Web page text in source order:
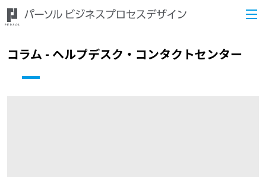
コラム - ヘルプデスク・コンタクトセンター